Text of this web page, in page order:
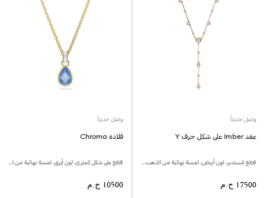
وصل حديثاً
عقد Imber على شكل حرف Y
قطع مُستدير، لون أبيض، لمسة نهائية من الذهب الوردي عيار 18 قيراط
وصل حديثاً
قلادة Chroma
قطع على شكل كمثرى، لون أزرق، لمسة نهائية من الذهب عيار 18 قيراط